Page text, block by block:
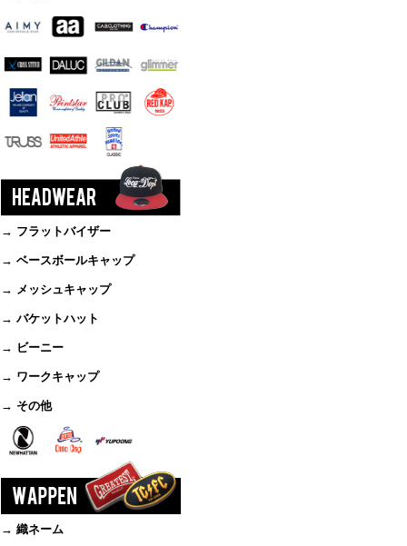
→ フラットバイザー
→ ベースボールキャップ
→ メッシュキャップ
→ バケットハット
→ ビーニー
→ ワークキャップ
→ その他
→ 織ネーム